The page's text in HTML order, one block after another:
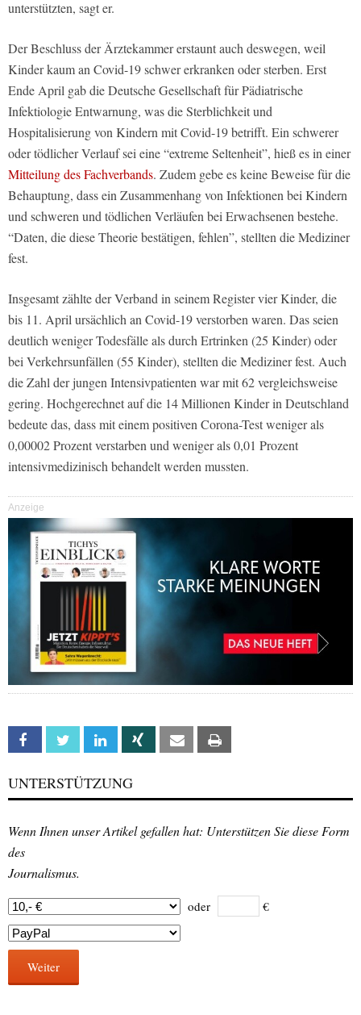
unterstützten, sagt er.
Der Beschluss der Ärztekammer erstaunt auch deswegen, weil
Kinder kaum an Covid-19 schwer erkranken oder sterben. Erst
Ende April gab die Deutsche Gesellschaft für Pädiatrische
Infektiologie Entwarnung, was die Sterblichkeit und
Hospitalisierung von Kindern mit Covid-19 betrifft. Ein schwerer
oder tödlicher Verlauf sei eine “extreme Seltenheit”, hieß es in einer
Mitteilung des Fachverbands. Zudem gebe es keine Beweise für die
Behauptung, dass ein Zusammenhang von Infektionen bei Kindern
und schweren und tödlichen Verläufen bei Erwachsenen bestehe.
“Daten, die diese Theorie bestätigen, fehlen”, stellten die Mediziner
fest.
Insgesamt zählte der Verband in seinem Register vier Kinder, die
bis 11. April ursächlich an Covid-19 verstorben waren. Das seien
deutlich weniger Todesfälle als durch Ertrinken (25 Kinder) oder
bei Verkehrsunfällen (55 Kinder), stellten die Mediziner fest. Auch
die Zahl der jungen Intensivpatienten war mit 62 vergleichsweise
gering. Hochgerechnet auf die 14 Millionen Kinder in Deutschland
bedeute das, dass mit einem positiven Corona-Test weniger als
0,00002 Prozent verstarben und weniger als 0,01 Prozent
intensivmedizinisch behandelt werden mussten.
Anzeige
Facebook Twitter Linkedin Xing Email
UNTERSTÜTZUNG
Wenn Ihnen unser Artikel gefallen hat: Unterstützen Sie diese Form
des
Journalismus.
oder €
Weiter